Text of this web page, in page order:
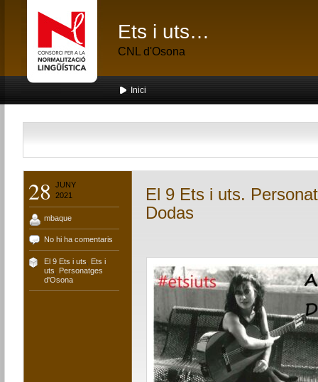
Ets i uts…
CNL d'Osona
Inici
28
JUNY
2021
mbaque
No hi ha comentaris
El 9 Ets i uts
Ets i
uts
Personatges
d'Osona
El 9 Ets i uts.
Dodas